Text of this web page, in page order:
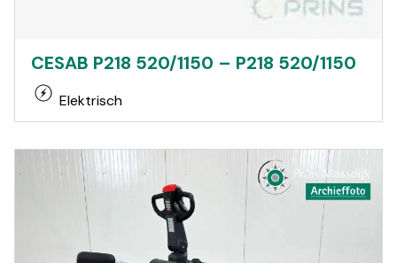
CESAB P218 520/1150 – P218 520/1150
Elektrisch